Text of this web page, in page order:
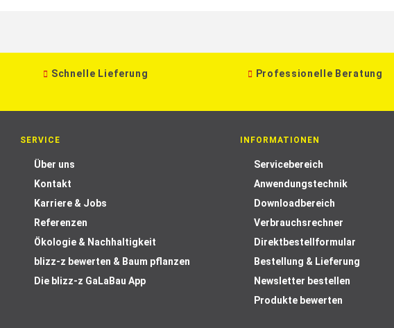
Schnelle Lieferung Professionelle Beratung
SERVICE
Über uns
Kontakt
Karriere & Jobs
Referenzen
Ökologie & Nachhaltigkeit
blizz-z bewerten & Baum pflanzen
Die blizz-z GaLaBau App
INFORMATIONEN
Servicebereich
Anwendungstechnik
Downloadbereich
Verbrauchsrechner
Direktbestellformular
Bestellung & Lieferung
Newsletter bestellen
Produkte bewerten